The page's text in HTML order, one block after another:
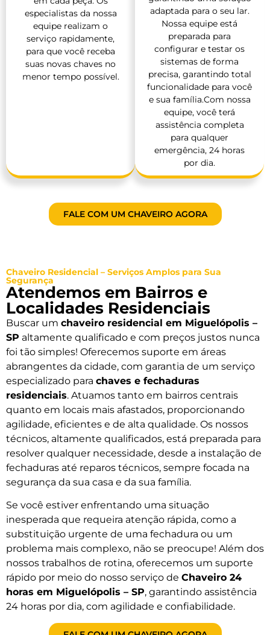
especialistas da nossa
equipe realizam o
serviço rapidamente,
para que você receba
suas novas chaves no
menor tempo possível.
adaptada para o seu lar.
Nossa equipe está
preparada para
configurar e testar os
sistemas de forma
precisa, garantindo total
funcionalidade para você
e sua família.Com nossa
equipe, você terá
assistência completa
para qualquer
emergência, 24 horas
por dia.
FALE COM UM CHAVEIRO AGORA
Chaveiro Residencial – Serviços Amplos para Sua
Segurança
Atendemos em Bairros e
Localidades Residenciais
Buscar um chaveiro residencial em Miguelópolis –
SP altamente qualificado e com preços justos nunca
foi tão simples! Oferecemos suporte em áreas
abrangentes da cidade, com garantia de um serviço
especializado para chaves e fechaduras
residenciais. Atuamos tanto em bairros centrais
quanto em locais mais afastados, proporcionando
agilidade, eficientes e de alta qualidade. Os nossos
técnicos, altamente qualificados, está preparada para
resolver qualquer necessidade, desde a instalação de
fechaduras até reparos técnicos, sempre focada na
segurança da sua casa e da sua família.
Se você estiver enfrentando uma situação
inesperada que requeira atenção rápida, como a
substituição urgente de uma fechadura ou um
problema mais complexo, não se preocupe! Além dos
nossos trabalhos de rotina, oferecemos um suporte
rápido por meio do nosso serviço de Chaveiro 24
horas em Miguelópolis – SP, garantindo assistência
24 horas por dia, com agilidade e confiabilidade.